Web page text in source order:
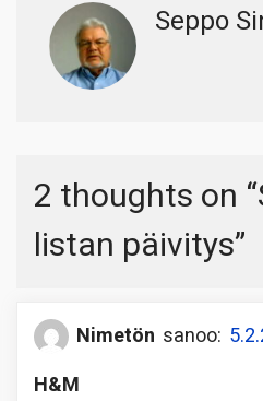
Seppo
2 thoughts on “
listan päivitys”
Nimetön sanoo:
H&M